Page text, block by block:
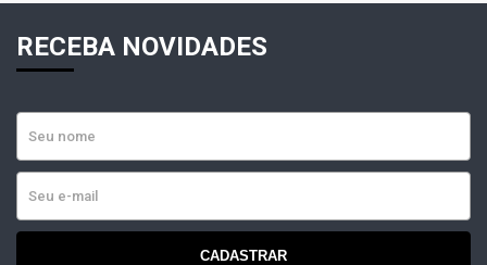
RECEBA NOVIDADES
CADASTRAR